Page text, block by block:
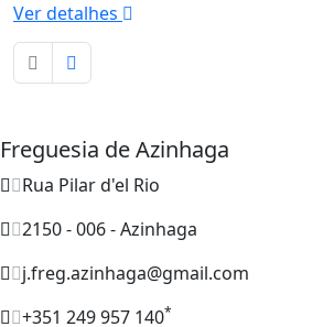
Ver detalhes
Freguesia de Azinhaga
Rua Pilar d'el Rio
2150 - 006 - Azinhaga
j.freg.azinhaga@gmail.com
+351 249 957 140*